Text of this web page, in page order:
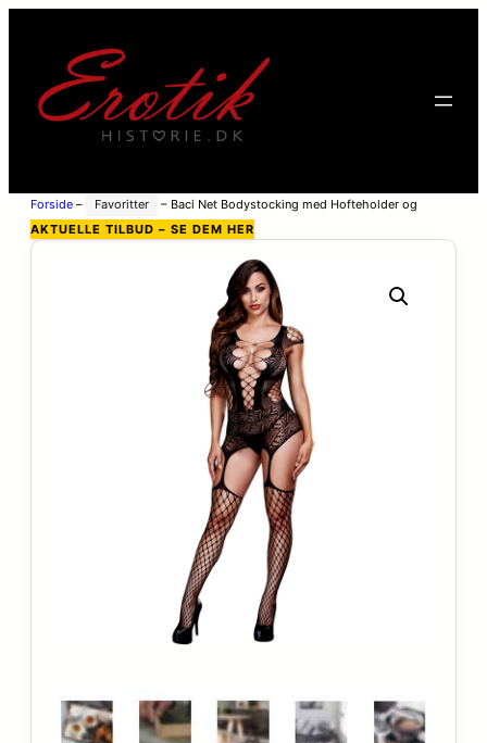
Forside – Favoritter – Baci Net Bodystocking med Hofteholder og
Strømper – Black – One Size
AKTUELLE TILBUD – SE DEM HER